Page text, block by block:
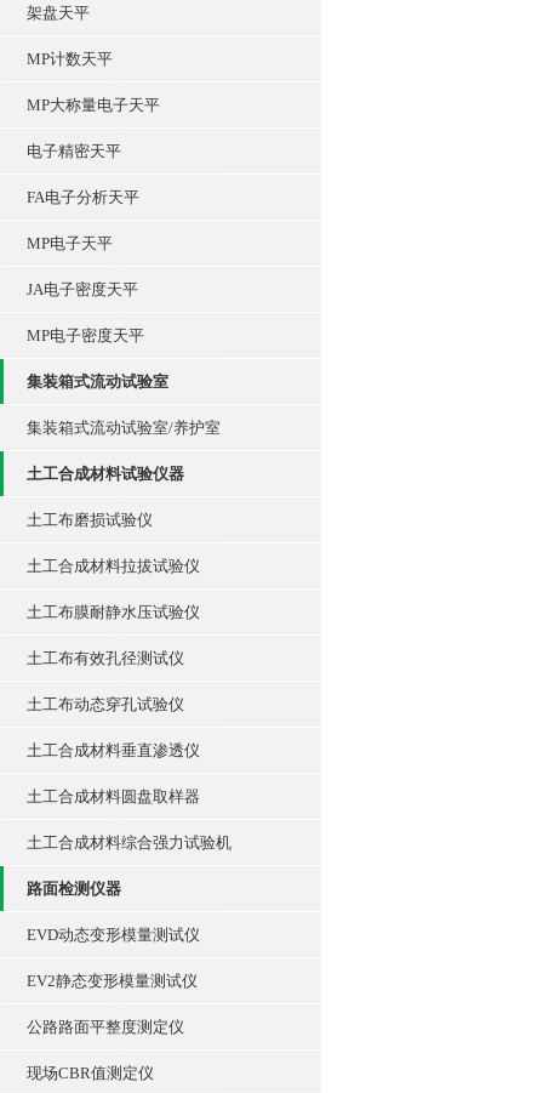
架盘天平
MP计数天平
MP大称量电子天平
电子精密天平
FA电子分析天平
MP电子天平
JA电子密度天平
MP电子密度天平
集装箱式流动试验室
集装箱式流动试验室/养护室
土工合成材料试验仪器
土工布磨损试验仪
土工合成材料拉拔试验仪
土工布膜耐静水压试验仪
土工布有效孔径测试仪
土工布动态穿孔试验仪
土工合成材料垂直渗透仪
土工合成材料圆盘取样器
土工合成材料综合强力试验机
路面检测仪器
EVD动态变形模量测试仪
EV2静态变形模量测试仪
公路路面平整度测定仪
现场CBR值测定仪